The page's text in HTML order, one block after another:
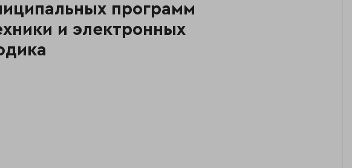
программ
и электронных